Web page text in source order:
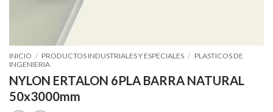
INICIO / PRODUCTOS INDUSTRIALES Y ESPECIALES / PLASTICOS DE
INGENIERIA
NYLON ERTALON 6PLA BARRA NATURAL
50x3000mm